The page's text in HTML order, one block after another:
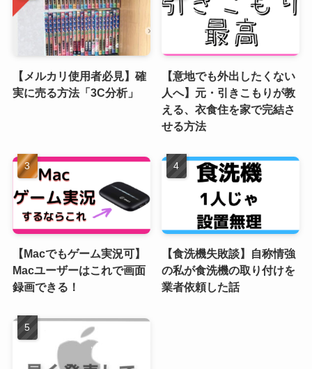
【メルカリ使用者必見】確
実に売る方法「3C分析」
【意地でも外出したくない
人へ】元・引きこもりが教
える、衣食住を家で完結さ
せる方法
【Macでもゲーム実況可】
Macユーザーはこれで画面
録画できる！
【食洗機失敗談】自称情強
の私が食洗機の取り付けを
業者依頼した話